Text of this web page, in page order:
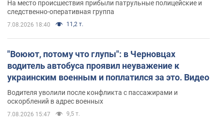
На место происшествия прибыли патрульные полицейские и
следственно-оперативная группа
7.08.2026 18:40 11,2 т.
"Воюют, потому что глупы": в Черновцах
водитель автобуса проявил неуважение к
украинским военным и поплатился за это. Видео
Водителя уволили после конфликта с пассажирами и
оскорблений в адрес военных
7.08.2026 15:47 9,5 т.